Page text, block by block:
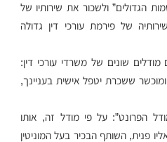
הגדולים” ולשכור את שירותיו של
של פירמת עורכי דין גדולה
שונים של משרדי עורכי דין:
ששכרת יטפל אישית בעניינך,
הפרונט”: על פי מודל זה, אותו
פנית, השותף הבכיר בעל המוניטין